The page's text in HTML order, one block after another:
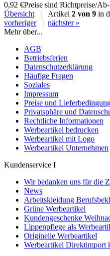
0,92 €Preise sind Richtpreise/
Übersicht| Artikel 2 von 9 in
vorheriger| nächster »
Mehr über...
AGB
Betriebsferien
Datenschutzerklärung
Häufige Fragen
Soziales
Impressum
Preise und
Privatsphäre und
Rechtliche Informationen
Werbeartikel bedrucken
Werbeartikel mit Logo
Werbeartikel Unternehmen
Kundenservice I
Wir bedanken uns für die
News
Arbeitskleidung
Grüne Werbeartikel
Kundengeschenke
Lippenpflege als
Originelle Werbeartikel
Werbeartikel Direktimport